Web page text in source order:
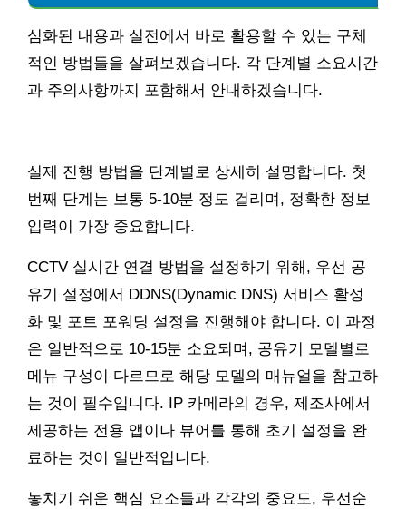
심화된 내용과 실전에서 바로 활용할 수 있는 구체
적인 방법들을 살펴보겠습니다. 각 단계별 소요시간
과 주의사항까지 포함해서 안내하겠습니다.
실제 진행 방법을 단계별로 상세히 설명합니다. 첫
번째 단계는 보통 5-10분 정도 걸리며, 정확한 정보
입력이 가장 중요합니다.
CCTV 실시간 연결 방법을 설정하기 위해, 우선 공
유기 설정에서 DDNS(Dynamic DNS) 서비스 활성
화 및 포트 포워딩 설정을 진행해야 합니다. 이 과정
은 일반적으로 10-15분 소요되며, 공유기 모델별로
메뉴 구성이 다르므로 해당 모델의 매뉴얼을 참고하
는 것이 필수입니다. IP 카메라의 경우, 제조사에서
제공하는 전용 앱이나 뷰어를 통해 초기 설정을 완
료하는 것이 일반적입니다.
놓치기 쉬운 핵심 요소들과 각각의 중요도, 우선순